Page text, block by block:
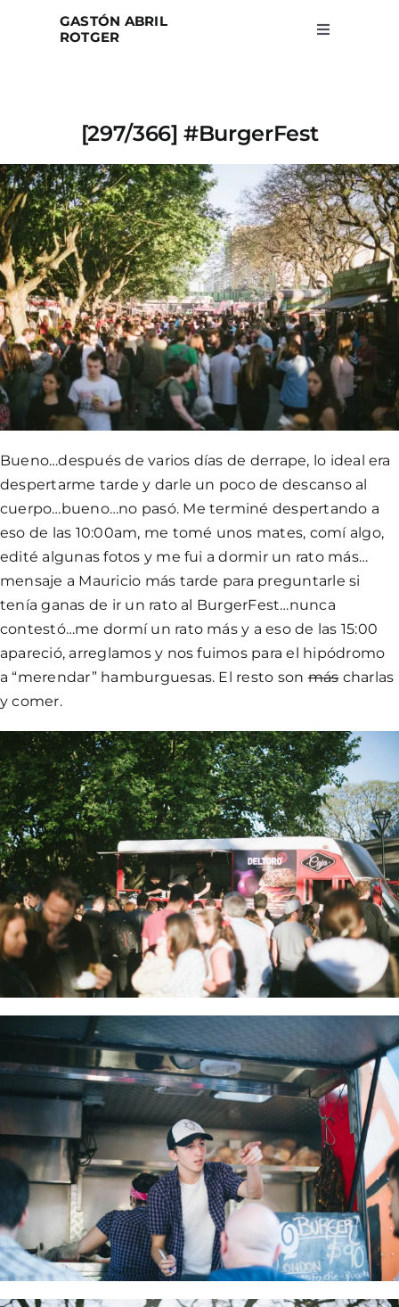
GASTÓN ABRIL
ROTGER
Toggle
Blog
About
Search
for:
[297/366] #BurgerFest
Bueno…después de varios días de derrape, lo ideal era
despertarme tarde y darle un poco de descanso al
cuerpo…bueno…no pasó. Me terminé despertando a
eso de las 10:00am, me tomé unos mates, comí algo,
edité algunas fotos y me fui a dormir un rato más…
mensaje a Mauricio más tarde para preguntarle si
tenía ganas de ir un rato al BurgerFest…nunca
contestó…me dormí un rato más y a eso de las 15:00
apareció, arreglamos y nos fuimos para el hipódromo
a “merendar” hamburguesas. El resto sonmáscharlas
y comer.